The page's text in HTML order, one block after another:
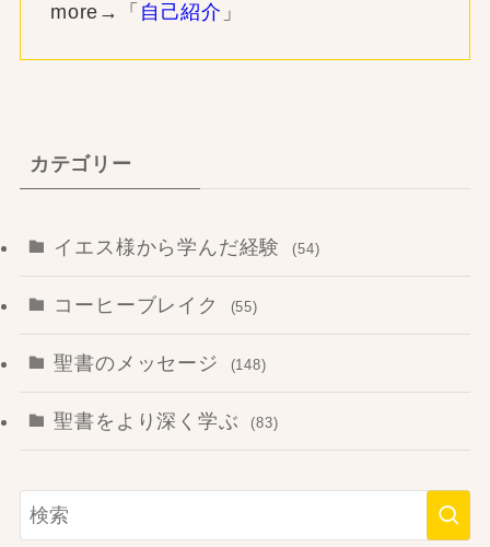
more→「 自己紹介 」
カテゴリー
イエス様から学んだ経験 (54)
コーヒーブレイク (55)
聖書のメッセージ (148)
聖書をより深く学ぶ (83)